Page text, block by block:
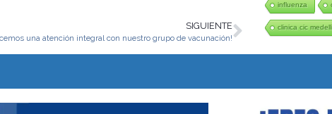
SIGUIENTE
una atención integral con nuestro grupo de vacunación!
influenza
clinica cic